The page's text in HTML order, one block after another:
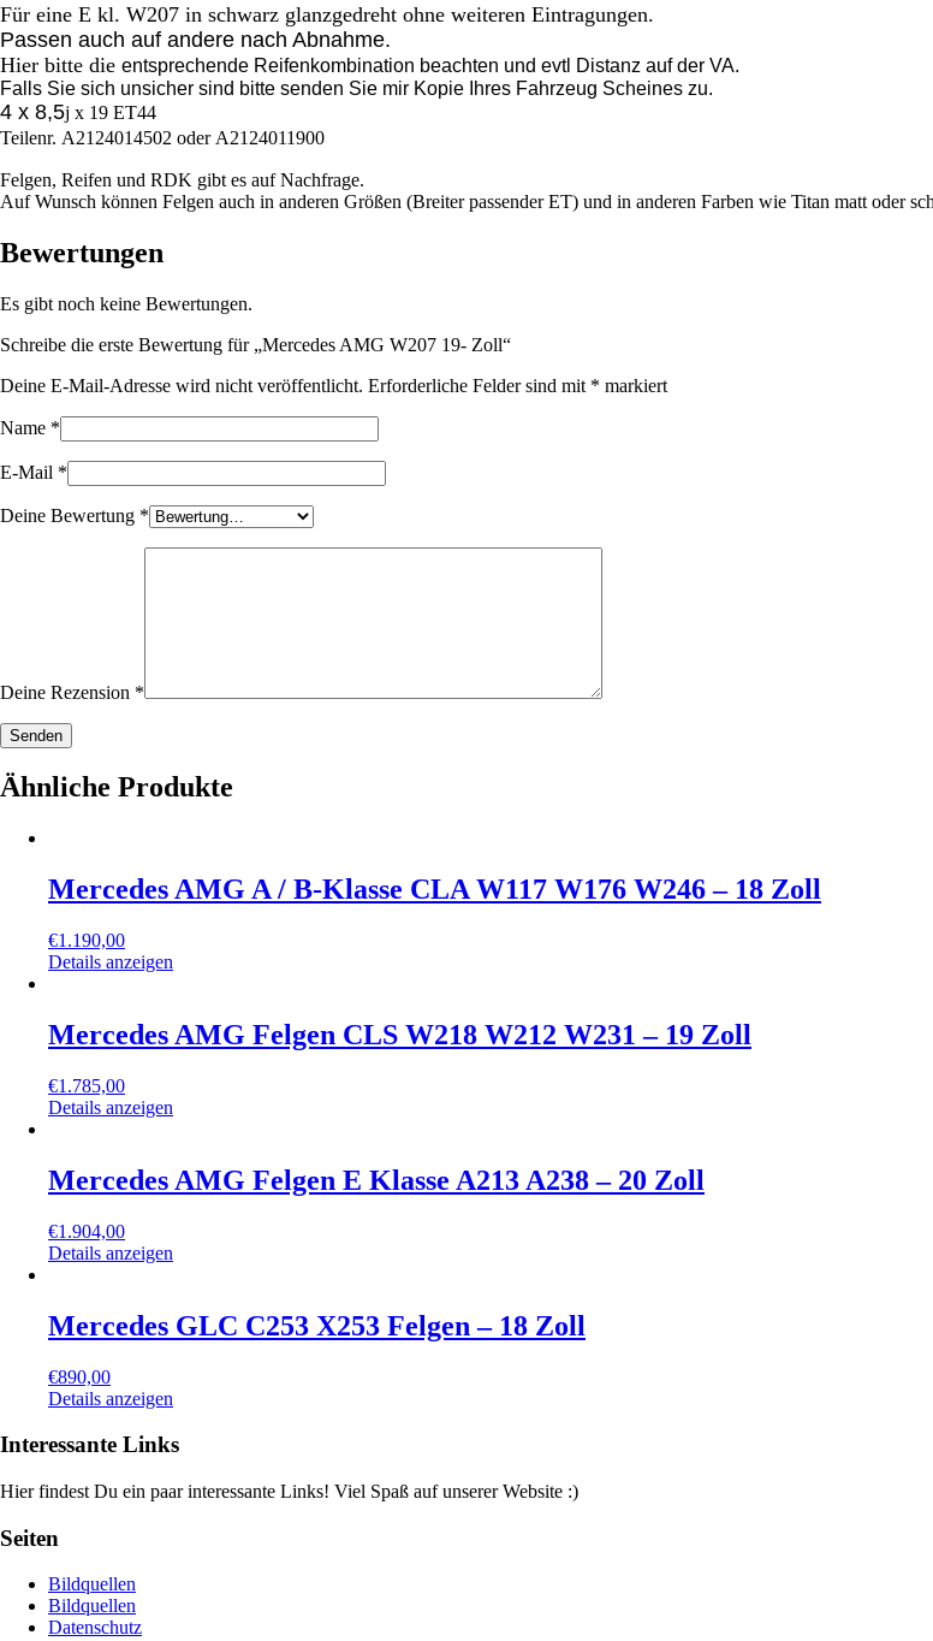
Für eine E kl. W207 in schwarz glanzgedreht ohne weiteren Eintragungen.
Passen auch auf andere nach Abnahme.
Hier bitte die entsprechende Reifenkombination beachten und evtl Distanz auf der VA.
Falls Sie sich unsicher sind bitte senden Sie mir Kopie Ihres Fahrzeug Scheines zu.
4 x 8,5j x 19 ET44
Teilenr. A2124014502 oder A2124011900
Felgen, Reifen und RDK gibt es auf Nachfrage.
Auf Wunsch können Felgen auch in anderen Größen (Breiter passender ET) und in anderen Farben wie Titan matt oder
Bewertungen
Es gibt noch keine Bewertungen.
Schreibe die erste Bewertung für „Mercedes AMG W207 19- Zoll“
Deine E-Mail-Adresse wird nicht veröffentlicht. Erforderliche Felder sind mit * markiert
Name *
E-Mail *
Deine Bewertung *
Deine Rezension *
Ähnliche Produkte
Mercedes AMG A / B-Klasse CLA W117 W176 W246 – 18 Zoll
€1.190,00
Details anzeigen
Mercedes AMG Felgen CLS W218 W212 W231 – 19 Zoll
€1.785,00
Details anzeigen
Mercedes AMG Felgen E Klasse A213 A238 – 20 Zoll
€1.904,00
Details anzeigen
Mercedes GLC C253 X253 Felgen – 18 Zoll
€890,00
Details anzeigen
Interessante Links
Hier findest Du ein paar interessante Links! Viel Spaß auf unserer Website :)
Seiten
Bildquellen
Bildquellen
Datenschutz